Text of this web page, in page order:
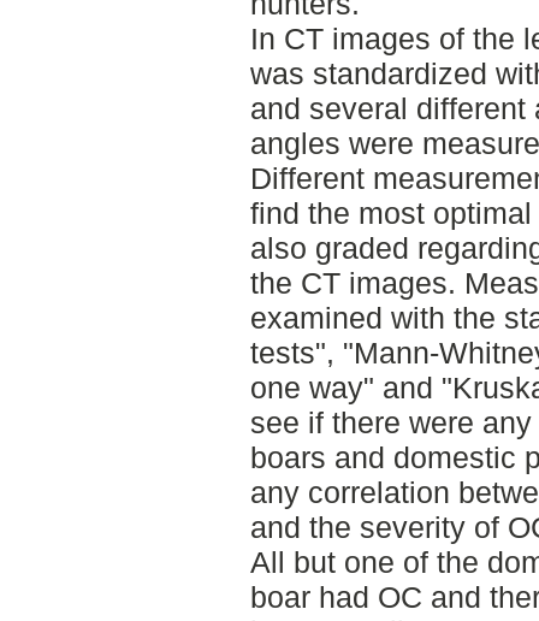
In CT images of the
was standardized
and several
angles were
Different
find the most
also graded
the CT images.
examined with the
tests", "Mann-
one way" and
see if there were
boars and domestic
any correlation
and the severity of
All but one of the
boar had OC and